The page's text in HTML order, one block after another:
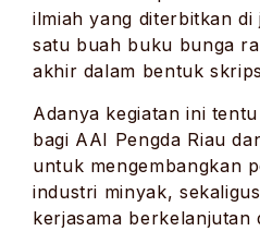
ilmiah yang diterbitkan
satu buah buku bunga
akhir dalam bentuk
Adanya kegiatan ini
bagi AAI Pengda Riau
untuk mengembangkan
industri minyak,
kerjasama berkelanjutan